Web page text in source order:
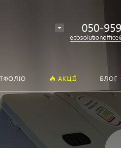
050-
АКЦІЇ БЛОГ